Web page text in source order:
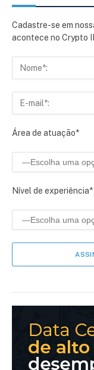
Cadastre-se em
acontece no Crypto
Área de atuação*
Nível de experiência*